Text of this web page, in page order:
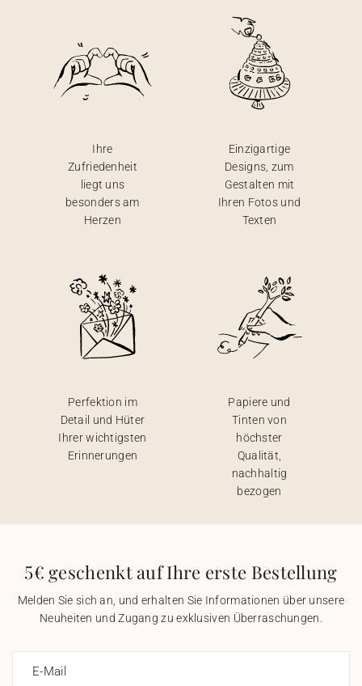
Ihre
Zufriedenheit
liegt uns
besonders am
Herzen
Einzigartige
Designs, zum
Gestalten mit
Ihren Fotos und
Texten
Perfektion im
Detail und Hüter
Ihrer wichtigsten
Erinnerungen
Papiere und
Tinten von
höchster
Qualität,
nachhaltig
bezogen
5€ geschenkt auf Ihre erste Bestellung
Melden Sie sich an, und erhalten Sie Informationen über unsere
Neuheiten und Zugang zu exklusiven Überraschungen.
E-Mail